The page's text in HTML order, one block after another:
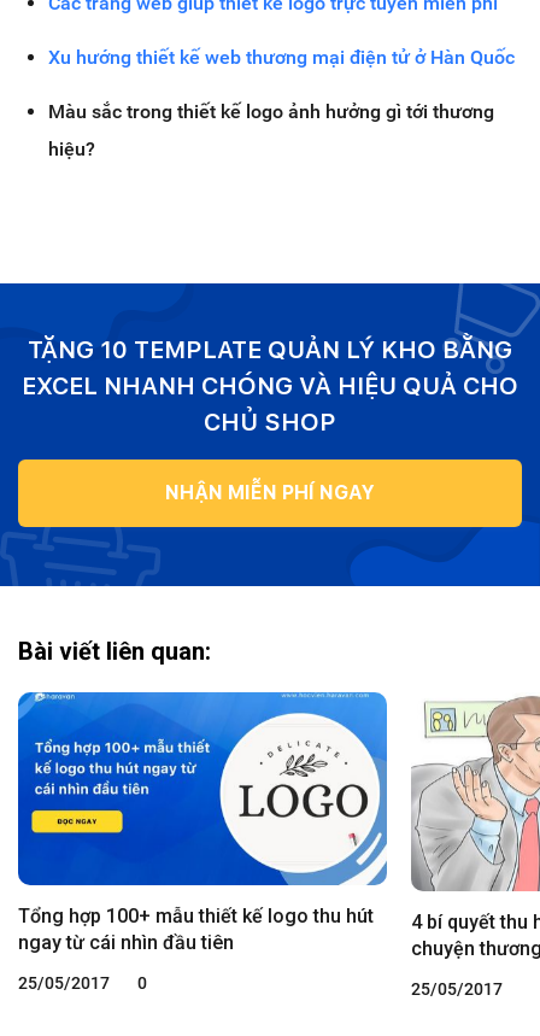
Xu hướng thiết kế web thương mại điện tử ở Hàn Quốc
Màu sắc trong thiết kế logo ảnh hưởng gì tới thương
hiệu?
TẶNG 10 TEMPLATE QUẢN LÝ KHO BẰNG
EXCEL NHANH CHÓNG VÀ HIỆU QUẢ CHO
CHỦ SHOP
NHẬN MIỄN PHÍ NGAY
Bài viết liên quan:
Tổng hợp 100+ mẫu thiết kế logo thu hút
ngay từ cái nhìn đầu tiên
25/05/2017 0
4 bí quyết thu
chuyện
25/05/2017